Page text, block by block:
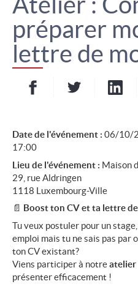
préparer
lettre de
Partager sur Facebook
Partager sur
Date de l'événement : 06/10/
17:00
Lieu de l'événement : Maison
29, rue Aldringen
1118 Luxembourg-Ville
📄 Boost ton CV et ta lettre
Tu veux postuler pour un
emploi mais tu ne sais pas par
ton CV existant?
Viens participer à notreatelier
présenter efficacement !